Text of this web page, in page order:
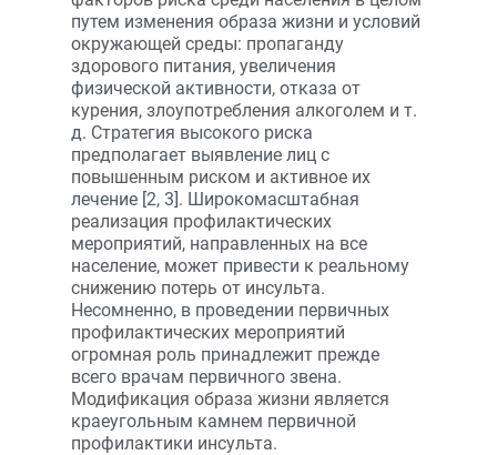
путем изменения образа жизни и условий
окружающей среды: пропаганду
здорового питания, увеличения
физической активности, отказа от
курения, злоупотребления алкоголем и т.
д. Стратегия высокого риска
предполагает выявление лиц с
повышенным риском и активное их
лечение [2, 3]. Широкомасштабная
реализация профилактических
мероприятий, направленных на все
население, может привести к реальному
снижению потерь от инсульта.
Несомненно, в проведении первичных
профилактических мероприятий
огромная роль принадлежит прежде
всего врачам первичного звена.
Модификация образа жизни является
краеугольным камнем первичной
профилактики инсульта.